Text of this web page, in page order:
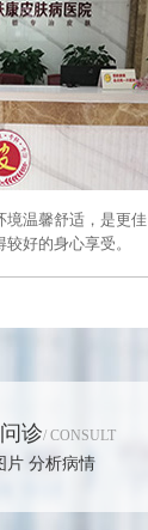
境温馨舒适，是更佳
好的身心享受。
诊/ CONSULT
片 分析病情